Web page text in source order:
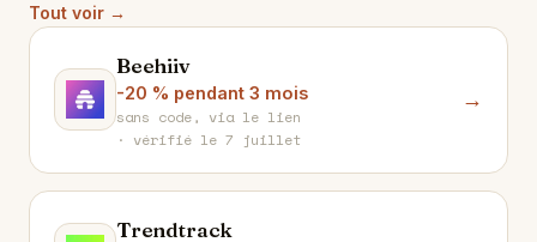
Tout voir →
B
Beehiiv
-20 % pendant 3 mois
sans code, via le lien
· vérifié le 7 juillet
→
Trendtrack